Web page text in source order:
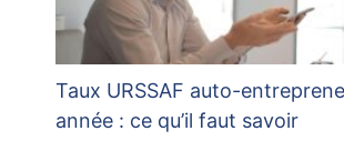
Taux URSSAF auto-
année : ce qu’il faut savoir